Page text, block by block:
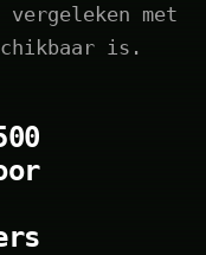
met
is.